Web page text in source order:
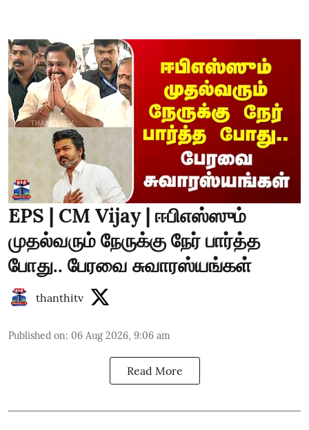
EPS | CM Vijay | ஈபிஎஸ்ஸும்
முதல்வரும் நேருக்கு நேர் பார்த்த
போது.. பேரவை சுவாரஸ்யங்கள்
thanthitv
Published on: 06 Aug 2026, 9:06 am
Read More